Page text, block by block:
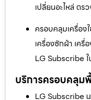
เปลี่ยนอะไหล่ ตร
ครอบคลุมเครื่อง
เครื่องซักผ้า เค
LG Subscribe ใ
บริการครอบคลุ
LG Subscribe